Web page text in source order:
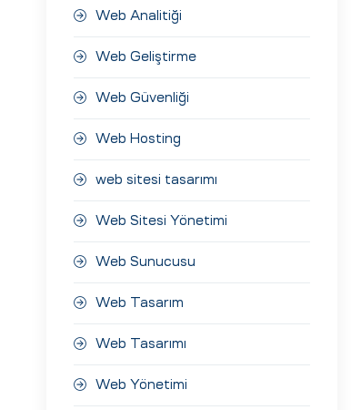
Web Analitiği
Web Geliştirme
Web Güvenliği
Web Hosting
web sitesi tasarımı
Web Sitesi Yönetimi
Web Sunucusu
Web Tasarım
Web Tasarımı
Web Yönetimi